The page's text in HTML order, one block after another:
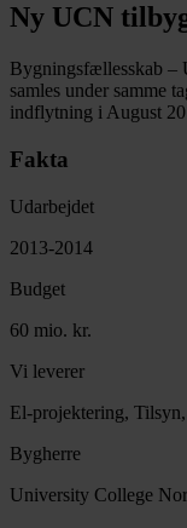
Ny UCN
Bygningsfællesskab –
samles under samme
indflytning i August
Fakta
Udarbejdet
2013-2014
Budget
60 mio. kr.
Vi leverer
El-projektering,
Bygherre
University College